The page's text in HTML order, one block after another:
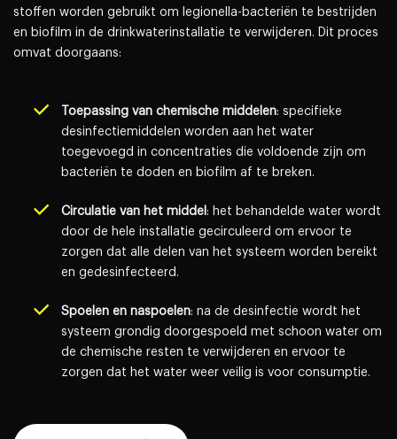
stoffen worden gebruikt om legionella-bacteriën te bestrijden
en biofilm in de drinkwaterinstallatie te verwijderen. Dit proces
omvat doorgaans:
Toepassing van chemische middelen: specifieke
desinfectiemiddelen worden aan het water
toegevoegd in concentraties die voldoende zijn om
bacteriën te doden en biofilm af te breken.
Circulatie van het middel : het behandelde water wordt
door de hele installatie gecirculeerd om ervoor te
zorgen dat alle delen van het systeem worden bereikt
en gedesinfecteerd.
Spoelen en naspoelen: na de desinfectie wordt het
systeem grondig doorgespoeld met schoon water om
de chemische resten te verwijderen en ervoor te
zorgen dat het water weer veilig is voor consumptie.